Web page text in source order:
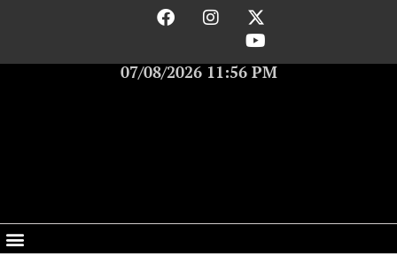
07/08/2026 11:56 PM